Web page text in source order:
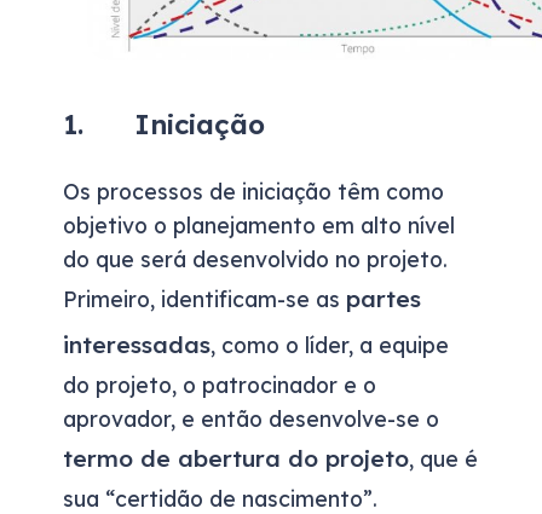
1. Iniciação
Os processos de iniciação têm como
objetivo o planejamento em alto nível
do que será desenvolvido no projeto.
Primeiro, identificam-se as partes
interessadas, como o líder, a equipe
do projeto, o patrocinador e o
aprovador, e então desenvolve-se o
termo de abertura do projeto, que é
sua “certidão de nascimento”.